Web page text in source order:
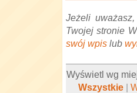
Jeżeli
Twojej stronie
swój wpis lub
Wyświetl wg
Wszystkie |